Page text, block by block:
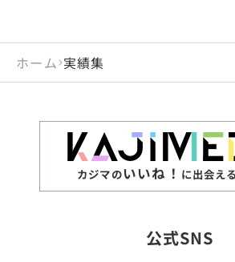
ホーム 実績集
カジマのいいね！ に出会え
公式SNS